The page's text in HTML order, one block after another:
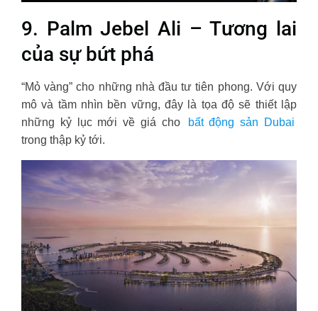
9. Palm Jebel Ali – Tương lai
của sự bứt phá
“Mỏ vàng” cho những nhà đầu tư tiên phong. Với quy
mô và tầm nhìn bền vững, đây là tọa độ sẽ thiết lập
những kỷ lục mới về giá cho
bất động sản Dubai
trong thập kỷ tới.